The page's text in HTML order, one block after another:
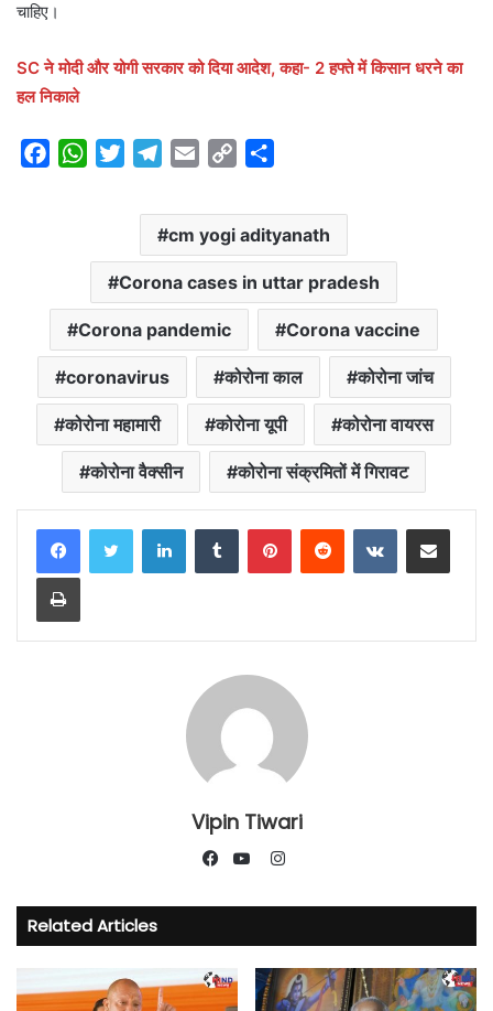
चाहिए।
SC ने मोदी और योगी सरकार को दिया आदेश, कहा- 2 हफ्ते में किसान धरने का
हल निकाले
k
W
s
A
p
p
t
e
r
l
e
g
r
a
m
a
i
l
p
y
L
i
k
a
r
e
cm yogi adityanath
Corona cases in uttar pradesh
Corona pandemic Corona vaccine
coronavirus कोरोना काल कोरोना जांच
कोरोना महामारी कोरोना यूपी कोरोना वायरस
कोरोना वैक्सीन कोरोना संक्रमितों में गिरावट
LinkedInTumblr PinterestReddit VKontakteShare via Email
Print
Vipin Tiwari
Instagram
Related Articles